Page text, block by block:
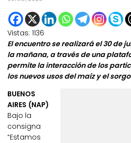
Vistas: 1136
El encuentro se realizará el 30 de
la mañana, a través de una
permite la interacción de los
los nuevos usos del maíz y el
BUENOS
AIRES (NAP)
Bajo la
consigna
“Estamos